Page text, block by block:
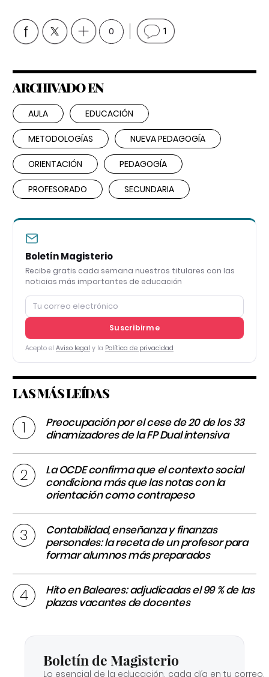
0 1
ARCHIVADO EN
AULA EDUCACIÓN
METODOLOGÍAS NUEVA PEDAGOGÍA
ORIENTACIÓN PEDAGOGÍA
PROFESORADO SECUNDARIA
Boletín Magisterio
Recibe gratis cada semana nuestros titulares con las
noticias más importantes de educación
Suscribirme
Acepto el Aviso legal y la Política de privacidad
LAS MÁS LEÍDAS
Preocupación por el cese de 20 de los 33
dinamizadores de la FP Dual intensiva
La OCDE confirma que el contexto social
condiciona más que las notas con la
orientación como contrapeso
Contabilidad, enseñanza y finanzas
personales: la receta de un profesor para
formar alumnos más preparados
Hito en Baleares: adjudicadas el 99 % de las
plazas vacantes de docentes
Boletín de Magisterio
Lo esencial de la educación, cada día en tu correo.